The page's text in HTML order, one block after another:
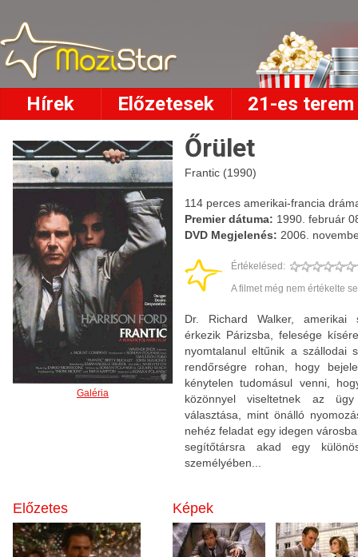
Hírek Előzetesek 21-es terem
Galéria
Őrület
Frantic (1990)
114 perces amerikai-francia
Premier dátuma: 1990. február
DVD Megjelenés: 2006.
Értékelésed:
A filmet még nem értékelte
Dr. Richard Walker, amerikai
érkezik Párizsba, felesége
nyomtalanul eltűnik a szállodai
rendőrségre rohan, hogy
kénytelen tudomásul venni,
közönnyel viseltetnek az
választása, mint önálló
nehéz feladat egy idegen
segítőtársra akad egy
személyében...
Előzetes Képek